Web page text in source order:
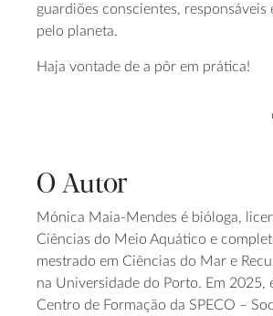
guardiões conscientes, responsáveis
pelo planeta.
Haja vontade de a pôr em prática!
O Autor
Mónica Maia-Mendes é bióloga,
Ciências do Meio Aquático e
mestrado em Ciências do Mar e
na Universidade do Porto. Em 2025,
Centro de Formação da SPECO –